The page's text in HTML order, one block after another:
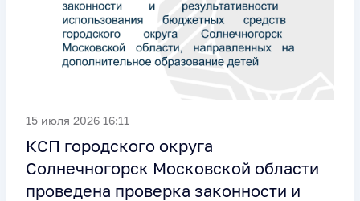
15 июля 2026 16:11
КСП городского округа
Солнечногорск Московской области
проведена проверка законности и